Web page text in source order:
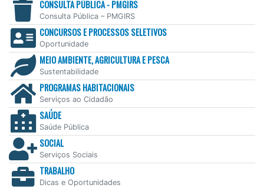
CONSULTA PÚBLICA - PMGIRS
Consulta Pública – PMGIRS
CONCURSOS E PROCESSOS SELETIVOS
Oportunidade
MEIO AMBIENTE, AGRICULTURA E PESCA
Sustentabilidade
PROGRAMAS HABITACIONAIS
Serviços ao Cidadão
SAÚDE
Saúde Pública
SOCIAL
Serviços Sociais
TRABALHO
Dicas e Oportunidades